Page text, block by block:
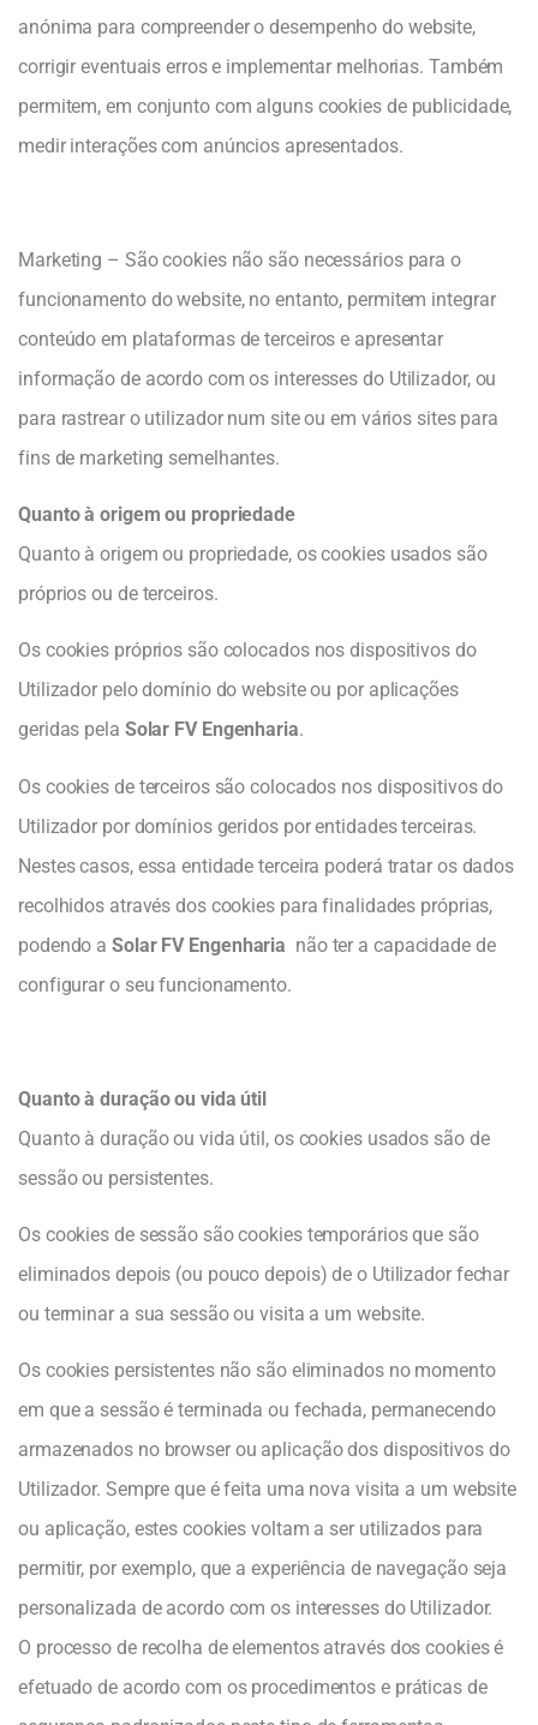
anónima para compreender o desempenho do website,
corrigir eventuais erros e implementar melhorias. Também
permitem, em conjunto com alguns cookies de publicidade,
medir interações com anúncios apresentados.
Marketing – São cookies não são necessários para o
funcionamento do website, no entanto, permitem integrar
conteúdo em plataformas de terceiros e apresentar
informação de acordo com os interesses do Utilizador, ou
para rastrear o utilizador num site ou em vários sites para
fins de marketing semelhantes.
Quanto à origem ou propriedade
Quanto à origem ou propriedade, os cookies usados são
próprios ou de terceiros.
Os cookies próprios são colocados nos dispositivos do
Utilizador pelo domínio do website ou por aplicações
geridas pela Solar FV Engenharia.
Os cookies de terceiros são colocados nos dispositivos do
Utilizador por domínios geridos por entidades terceiras.
Nestes casos, essa entidade terceira poderá tratar os dados
recolhidos através dos cookies para finalidades próprias,
podendo aSolar FV Engenharia não ter a capacidade de
configurar o seu funcionamento.
Quanto à duração ou vida útil
Quanto à duração ou vida útil, os cookies usados são de
sessão ou persistentes.
Os cookies de sessão são cookies temporários que são
eliminados depois (ou pouco depois) de o Utilizador fechar
ou terminar a sua sessão ou visita a um website.
Os cookies persistentes não são eliminados no momento
em que a sessão é terminada ou fechada, permanecendo
armazenados no browser ou aplicação dos dispositivos do
Utilizador. Sempre que é feita uma nova visita a um website
ou aplicação, estes cookies voltam a ser utilizados para
permitir, por exemplo, que a experiência de navegação seja
personalizada de acordo com os interesses do Utilizador.
O processo de recolha de elementos através dos cookies é
efetuado de acordo com os procedimentos e práticas de